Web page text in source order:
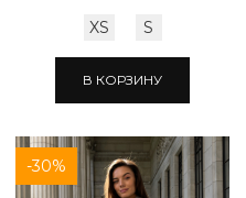
XS S
В КОРЗИНУ
-30%